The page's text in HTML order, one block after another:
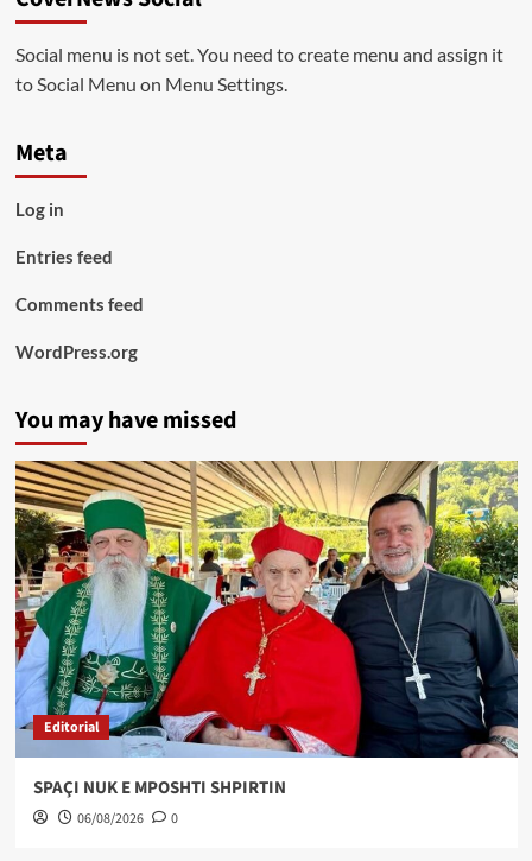
Social menu is not set. You need to create menu and assign it
to Social Menu on Menu Settings.
Meta
Log in
Entries feed
Comments feed
WordPress.org
You may have missed
Editorial
SPAÇI NUK E MPOSHTI SHPIRTIN
06/08/2026 0